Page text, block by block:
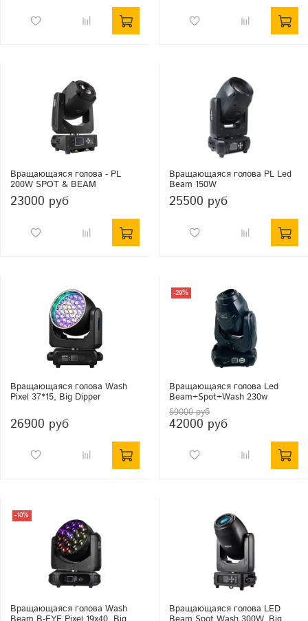
Вращающаяся голова - PL
200W SPOT & BEAM
23000 руб
Вращающаяся голова PL Led
Beam 150W
25500 руб
Вращающаяся голова Wash
Pixel 37*15, Big Dipper
26900 руб
-29%
Вращающаяся голова Led
Beam+Spot+Wash 230w
59000 руб
42000 руб
-10%
Вращающаяся голова Wash
Вращающаяся голова LED